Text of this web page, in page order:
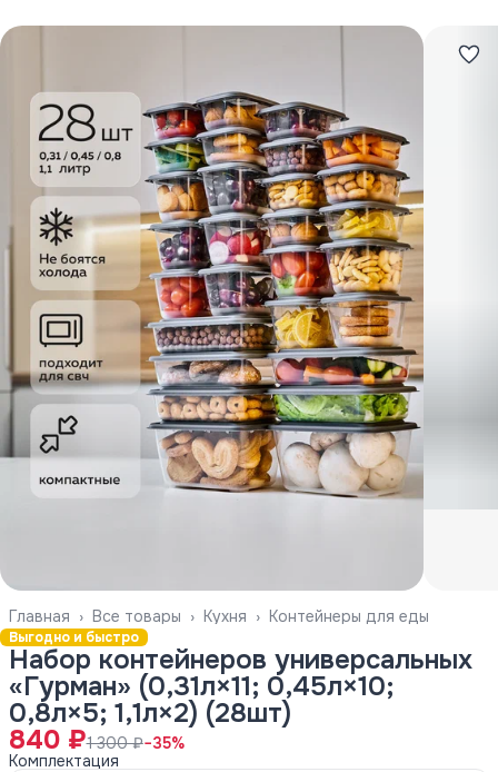
Контейнеры для еды
Кухня ›
Все товары ›
Главная ›
Выгодно и быстро
Набор контейнеров универсальных
«Гурман» (0,31л×11; 0,45л×10;
0,8л×5; 1,1л×2) (28шт)
840 ₽1 300 ₽−35%
Комплектация